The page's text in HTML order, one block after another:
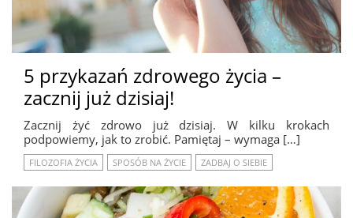
5 przykazań zdrowego życia –
zacznij już dzisiaj!
Zacznij żyć zdrowo już dzisiaj. W kilku krokach
podpowiemy, jak to zrobić. Pamiętaj – wymaga […]
FILOZOFIA ŻYCIA SPOSÓB NA ŻYCIE ZADBAJ O SIEBIE